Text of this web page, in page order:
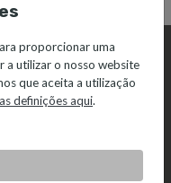
proporcionar uma
a utilizar o nosso website
que aceita a utilização
definições aqui.